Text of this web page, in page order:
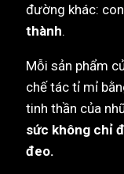
đường khác:
thành.
Mỗi sản phẩm
chế tác tỉ mỉ
tinh thần của
sức không chỉ
đeo.